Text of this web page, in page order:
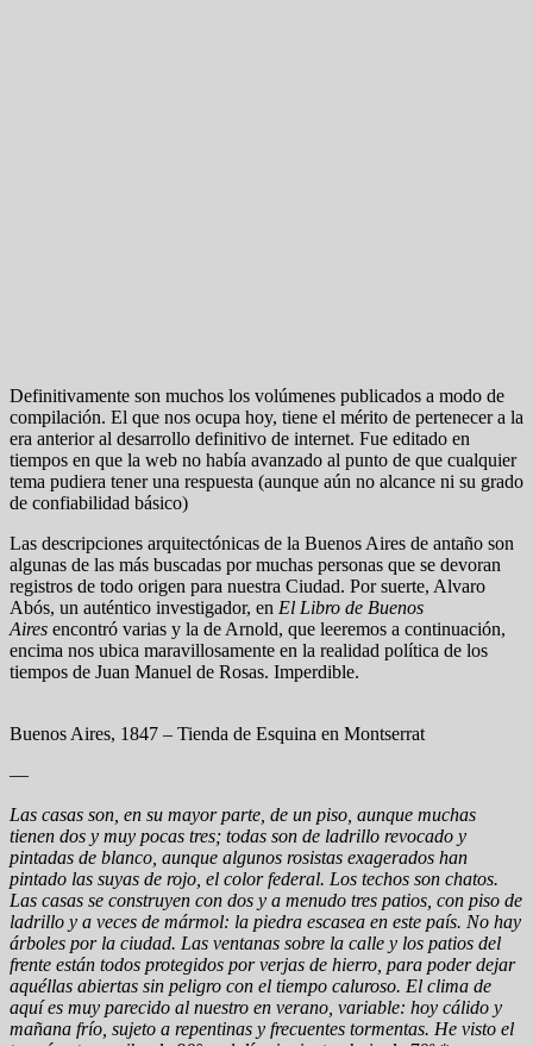
Definitivamente son muchos los volúmenes publicados a modo de
compilación. El que nos ocupa hoy, tiene el mérito de pertenecer a la
era anterior al desarrollo definitivo de internet. Fue editado en
tiempos en que la web no había avanzado al punto de que cualquier
tema pudiera tener una respuesta (aunque aún no alcance ni su grado
de confiabilidad básico)
Las descripciones arquitectónicas de la Buenos Aires de antaño son
algunas de las más buscadas por muchas personas que se devoran
registros de todo origen para nuestra Ciudad. Por suerte, Alvaro
Abós, un auténtico investigador, en El Libro de Buenos
Aires encontró varias y la de Arnold, que leeremos a continuación,
encima nos ubica maravillosamente en la realidad política de los
tiempos de Juan Manuel de Rosas. Imperdible.
Buenos Aires, 1847 – Tienda de Esquina en Montserrat
—
Las casas son, en su mayor parte, de un piso, aunque muchas
tienen dos y muy pocas tres; todas son de ladrillo revocado y
pintadas de blanco, aunque algunos rosistas exagerados han
pintado las suyas de rojo, el color federal. Los techos son chatos.
Las casas se construyen con dos y a menudo tres patios, con piso de
ladrillo y a veces de mármol: la piedra escasea en este país. No hay
árboles por la ciudad. Las ventanas sobre la calle y los patios del
frente están todos protegidos por verjas de hierro, para poder dejar
aquéllas abiertas sin peligro con el tiempo caluroso. El clima de
aquí es muy parecido al nuestro en verano, variable: hoy cálido y
mañana frío, sujeto a repentinas y frecuentes tormentas. He visto el